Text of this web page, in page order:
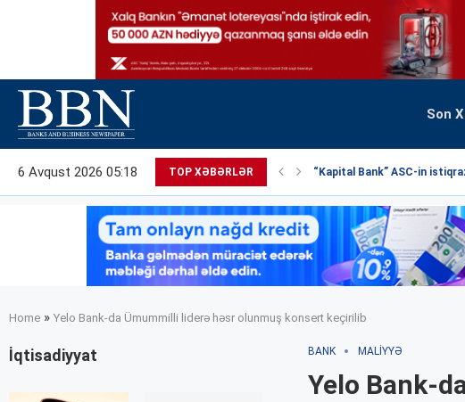
Son
6 Avqust 2026 05:18 TOP XƏBƏRLƏR “Kapital Bank” ASC-in
Home » Yelo Bank-da Ümummilli liderə həsr olunmuş konsert keçirilib
BANK MALIYYƏ
Yelo Bank-
İqtisadiyyat